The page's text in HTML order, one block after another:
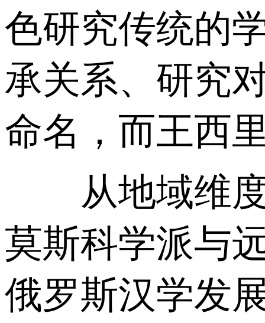
色研究传统的
承关系、研究
命名，而王西
从地域维度
莫斯科学派与
俄罗斯汉学发